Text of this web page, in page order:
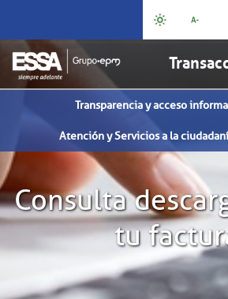
Transparencia y acceso
Atención y Servicios a la
Consulta
tu